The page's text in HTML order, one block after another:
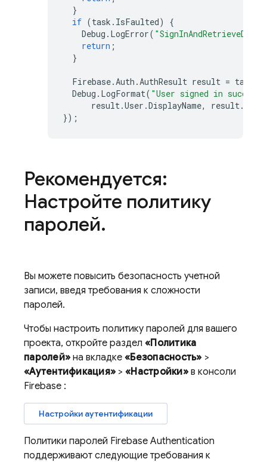
}
if (task . IsFaulted)
{
Debug . LogError(
return ;
}
Firebase.Auth .AuthResult result = task
Debug . LogFormat( "User signed in
result.User .DisplayName, result.
});
Рекомендуется:
Настройте политику
паролей.
Вы можете повысить безопасность учетной
записи, введя требования к сложности
паролей.
Чтобы настроить политику паролей для вашего
проекта, откройте раздел «Политика
паролей» на вкладке «Безопасность» >
«Аутентификация» > «Настройки»в консоли
Firebase :
Настройки аутентификации
Политики паролей Firebase Authentication
поддерживают следующие требования к